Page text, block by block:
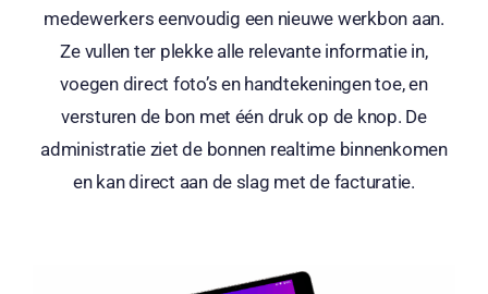
medewerkers eenvoudig een nieuwe werkbon aan.
Ze vullen ter plekke alle relevante informatie in,
voegen direct foto’s en handtekeningen toe, en
versturen de bon met één druk op de knop. De
administratie ziet de bonnen realtime binnenkomen
en kan direct aan de slag met de facturatie.